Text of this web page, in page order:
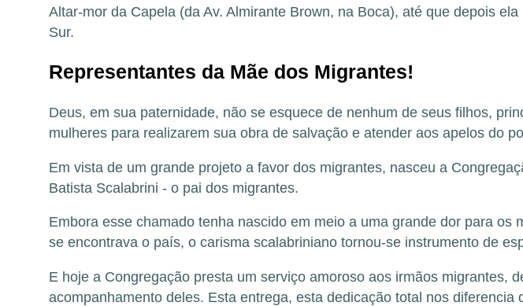
Altar-mor da Capela (da Av. Almirante Brown, na Boca), até que depois
Sur.
Representantes da Mãe dos Migrantes!
Deus, em sua paternidade, não se esquece de nenhum de seus filhos,
mulheres para realizarem sua obra de salvação e atender aos apelos do
Em vista de um grande projeto a favor dos migrantes, nasceu a
Batista Scalabrini - o pai dos migrantes.
Embora esse chamado tenha nascido em meio a uma grande dor para
se encontrava o país, o carisma scalabriniano tornou-se instrumento de
E hoje a Congregação presta um serviço amoroso aos irmãos migrantes,
acompanhamento deles. Esta entrega, esta dedicação total nos